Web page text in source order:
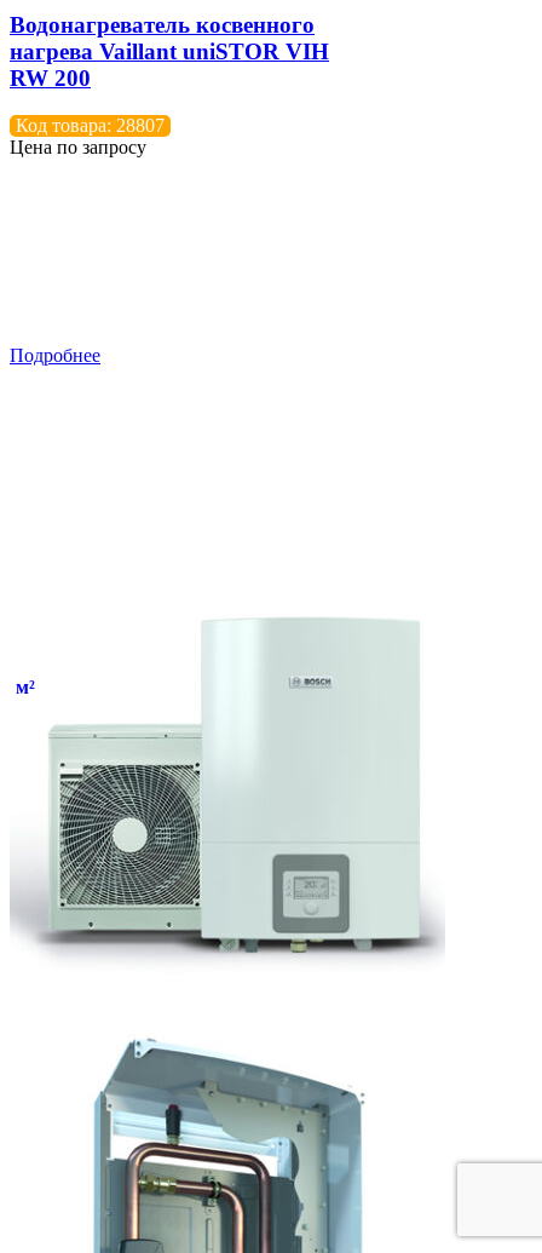
Водонагреватель косвенного
нагрева Vaillant uniSTOR VIH
RW 200
Код товара: 28807
Цена по запросу
Подробнее
м²